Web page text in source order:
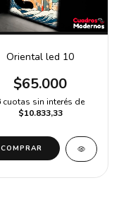
Oriental led 10
$65.000
cuotas sin interés de
$10.833,33
COMPRAR